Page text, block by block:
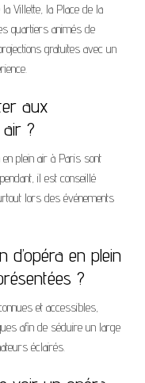
Villette, la Place de la
quartiers animés de
gratuites avec un
aux
?
en plein air à Paris sont
il est conseillé
lors des événements
d’opéra en plein
?
et accessibles,
afin de séduire un large
éclairés.